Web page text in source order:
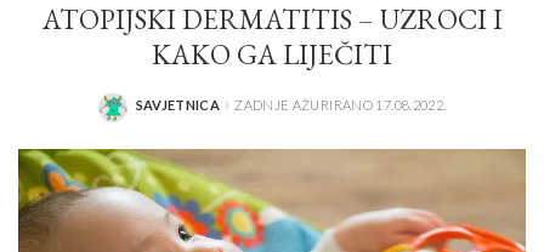
ATOPIJSKI DERMATITIS – UZROCI I
KAKO GA LIJEČITI
POSTED
SAVJETNICA ZADNJE AŽURIRANO 17.08.2022.